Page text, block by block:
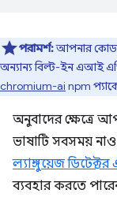
পরামর্শ:আপনার
অন্যান্য বিল্ট-ইন এআই
chromium-ai npm
অনুবাদের ক্ষেত্রে
ভাষাটি সবসময়
ল্যাঙ্গুয়েজ
ব্যবহার করতে